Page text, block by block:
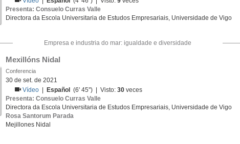
Presenta: Consuelo Curras Valle
Directora da Escola Universitaria de Estudos Empresariais, Universidade de Vigo
Empresa e industria do mar: igualdade e diversidade
Mexillóns Nidal
Conferencia
30 de set. de 2021
Vídeo
Español (6' 45'') | Visto:30 veces
Presenta: Consuelo Curras Valle
Directora da Escola Universitaria de Estudos Empresariais, Universidade de Vigo
Rosa Santorum Parada
Mejillones Nidal